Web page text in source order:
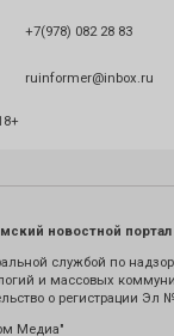
+7(978) 082 28 83
ruinformer@inbox.ru
новостной портал
службой по
и массовых
о регистрации Эл
Медиа"